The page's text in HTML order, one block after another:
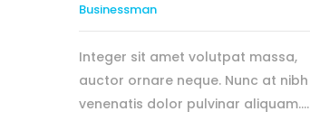
Businessman
Integer sit amet volutpat massa,
auctor ornare neque. Nunc at nibh
venenatis dolor pulvinar aliquam....